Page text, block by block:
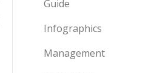
Guide
Infographics
Management